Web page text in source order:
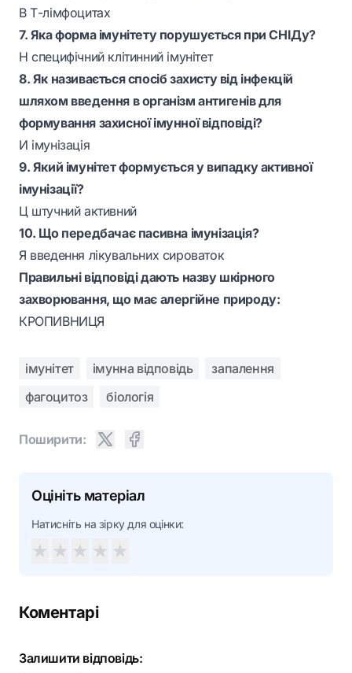
В Т-лімфоцитах
7. Яка форма імунітету порушується при СНІДу?
Н специфічний клітинний імунітет
8. Як називається спосіб захисту від інфекцій
шляхом введення в організм антигенів для
формування захисної імунної відповіді?
И імунізація
9. Який імунітет формується у випадку активної
імунізації?
Ц штучний активний
10. Що передбачає пасивна імунізація?
Я введення лікувальних сироваток
Правильні відповіді дають назву шкірного
захворювання, що має алергійне природу:
КРОПИВНИЦЯ
імунітет імунна відповідь
запалення
фагоцитоз
біологія
Поширити:
Оцініть матеріал
Натисніть на зірку для оцінки:
★ ★ ★ ★ ★
Коментарі
Залишити відповідь: